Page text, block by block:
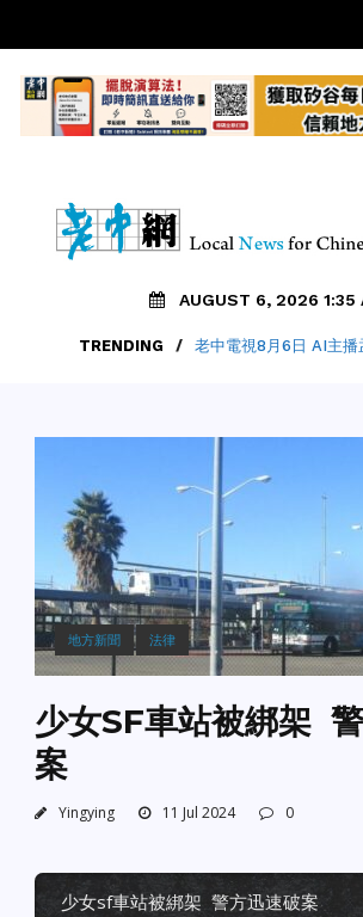
AUGUST 6, 2026 1:35
TRENDING / 老中電視8月6日 AI主播
地方新聞 法律
少女SF車站被綁架
案
Yingying 11 Jul 2024 0
少女sf車站被綁架 警方迅速破案